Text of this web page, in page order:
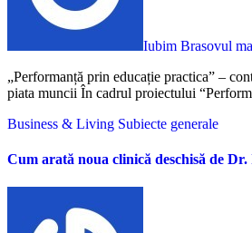
Iubim Brasovul
„Performanță prin educație practica” – contributie si echilibru in
piata muncii În cadrul proiectului
Business & Living Subiecte generale
Cum arată noua clinică deschisă de